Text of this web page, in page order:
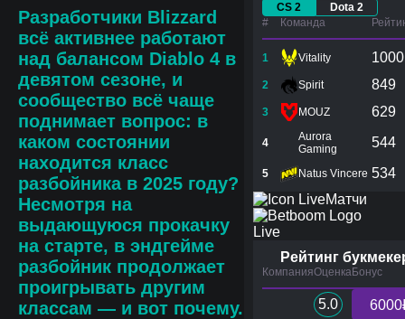
Разработчики Blizzard
всё активнее работают
над балансом Diablo 4 в
девятом сезоне, и
сообщество всё чаще
поднимает вопрос: в
каком состоянии
находится класс
разбойника в 2025 году?
Несмотря на
выдающуюся прокачку
на старте, в эндгейме
разбойник продолжает
проигрывать другим
классам — и вот почему.
CS 2
Dota 2
#
Команда
1 Vitality 1000
2 Spirit 849
3 MOUZ 629
4
Aurora
Gaming
544
5 Natus Vincere 534
Матчи
Live
Рейтинг
КомпанияОценкаБонус
5.0